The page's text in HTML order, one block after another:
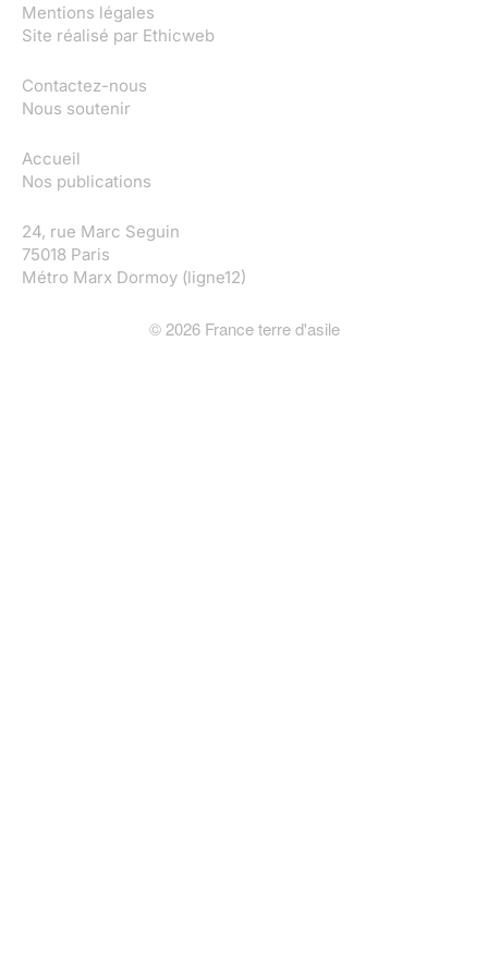
Mentions légales
Site réalisé par Ethicweb
Contactez-nous
Nous soutenir
Accueil
Nos publications
24, rue Marc Seguin
75018 Paris
Métro Marx Dormoy (ligne12)
© 2026France terre d'asile